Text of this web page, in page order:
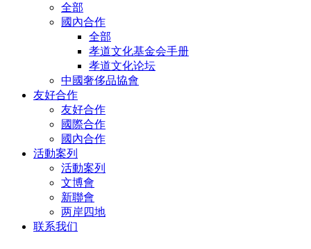
全部
國內合作
全部
孝道文化基金会手册
孝道文化论坛
中國奢侈品協會
友好合作
友好合作
國際合作
國內合作
活動案列
活動案列
文博會
新聯會
两岸四地
联系我们